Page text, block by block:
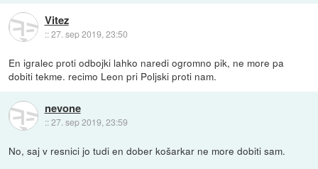
Vitez
::27. sep 2019, 23:50
En igralec proti odbojki lahko naredi ogromno pik, ne more pa
dobiti tekme. recimo Leon pri Poljski proti nam.
nevone
::27. sep 2019, 23:59
No, saj v resnici jo tudi en dober košarkar ne more dobiti sam.